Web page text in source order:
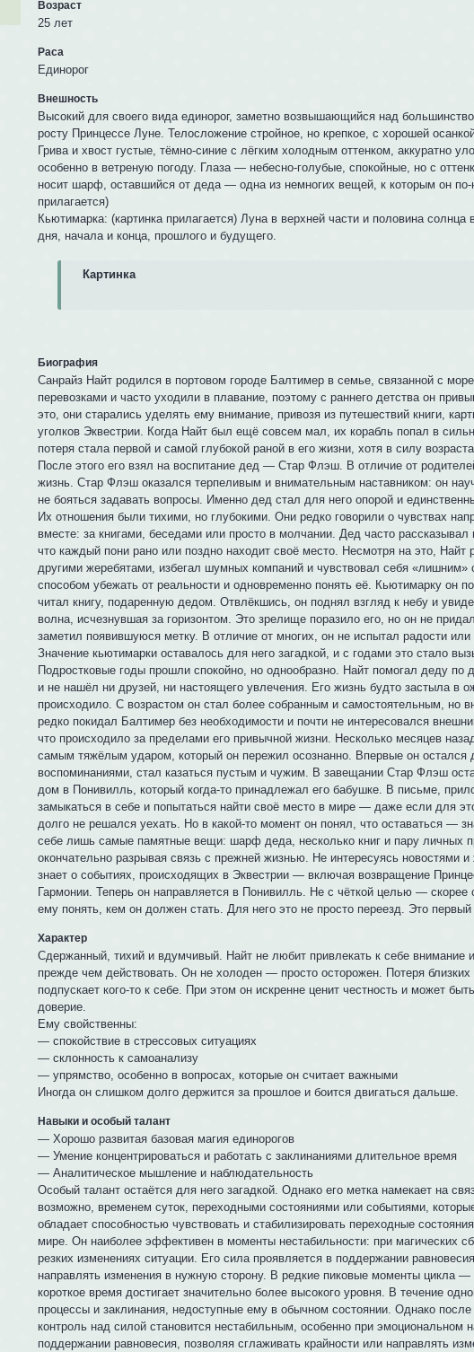
Возраст
25 лет
Раса
Единорог
Внешность
Высокий для своего вида единорог, заметно возвышающийся над
росту Принцессе Луне. Телосложение стройное, но крепкое, с хорошей
Грива и хвост густые, тёмно-синие с лёгким холодным оттенком, аккуратно
особенно в ветреную погоду. Глаза — небесно-голубые, спокойные, но с
носит шарф, оставшийся от деда — одна из немногих вещей, к которым он по-
прилагается)
Кьютимарка: (картинка прилагается) Луна в верхней части и половина
дня, начала и конца, прошлого и будущего.
Картинка
Биография
Санрайз Найт родился в портовом городе Балтимер в семье, связанной с
перевозками и часто уходили в плавание, поэтому с раннего детства он
это, они старались уделять ему внимание, привозя из путешествий книги,
уголков Эквестрии. Когда Найт был ещё совсем мал, их корабль попал в
потеря стала первой и самой глубокой раной в его жизни, хотя в силу
После этого его взял на воспитание дед — Стар Флэш. В отличие от
жизнь. Стар Флэш оказался терпеливым и внимательным наставником: он
не бояться задавать вопросы. Именно дед стал для него опорой и
Их отношения были тихими, но глубокими. Они редко говорили о чувствах
вместе: за книгами, беседами или просто в молчании. Дед часто
что каждый пони рано или поздно находит своё место. Несмотря на это,
другими жеребятами, избегал шумных компаний и чувствовал себя «лишним»
способом убежать от реальности и одновременно понять её. Кьютимарку он
читал книгу, подаренную дедом. Отвлёкшись, он поднял взгляд к небу и
волна, исчезнувшая за горизонтом. Это зрелище поразило его, но он не
заметил появившуюся метку. В отличие от многих, он не испытал радости или
Значение кьютимарки оставалось для него загадкой, и с годами это стало
Подростковые годы прошли спокойно, но однообразно. Найт помогал деду по
и не нашёл ни друзей, ни настоящего увлечения. Его жизнь будто застыла в
происходило. С возрастом он стал более собранным и самостоятельным, но
редко покидал Балтимер без необходимости и почти не интересовался
что происходило за пределами его привычной жизни. Несколько месяцев
самым тяжёлым ударом, который он пережил осознанно. Впервые он остался
воспоминаниями, стал казаться пустым и чужим. В завещании Стар Флэш
дом в Понивилль, который когда-то принадлежал его бабушке. В письме,
замыкаться в себе и попытаться найти своё место в мире — даже если для
долго не решался уехать. Но в какой-то момент он понял, что оставаться —
себе лишь самые памятные вещи: шарф деда, несколько книг и пару личных
окончательно разрывая связь с прежней жизнью. Не интересуясь новостями
знает о событиях, происходящих в Эквестрии — включая возвращение
Гармонии. Теперь он направляется в Понивилль. Не с чёткой целью —
ему понять, кем он должен стать. Для него это не просто переезд. Это первый
Характер
Сдержанный, тихий и вдумчивый. Найт не любит привлекать к себе внимание
прежде чем действовать. Он не холоден — просто осторожен. Потеря
подпускает кого-то к себе. При этом он искренне ценит честность и может
доверие.
Ему свойственны:
— спокойствие в стрессовых ситуациях
— склонность к самоанализу
— упрямство, особенно в вопросах, которые он считает важными
Иногда он слишком долго держится за прошлое и боится двигаться дальше.
Навыки и особый талант
— Хорошо развитая базовая магия единорогов
— Умение концентрироваться и работать с заклинаниями длительное время
— Аналитическое мышление и наблюдательность
Особый талант остаётся для него загадкой. Однако его метка намекает на
возможно, временем суток, переходными состояниями или событиями,
обладает способностью чувствовать и стабилизировать переходные
мире. Он наиболее эффективен в моменты нестабильности: при магических
резких изменениях ситуации. Его сила проявляется в поддержании
направлять изменения в нужную сторону. В редкие пиковые моменты цикла
короткое время достигает значительно более высокого уровня. В течение
процессы и заклинания, недоступные ему в обычном состоянии. Однако
контроль над силой становится нестабильным, особенно при эмоциональном
поддержании равновесия, позволяя сглаживать крайности или направлять